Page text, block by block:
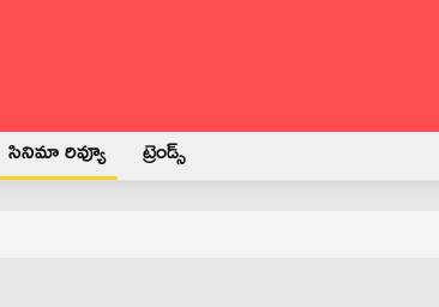
సినిమా రివ్యూ ట్రెండ్స్